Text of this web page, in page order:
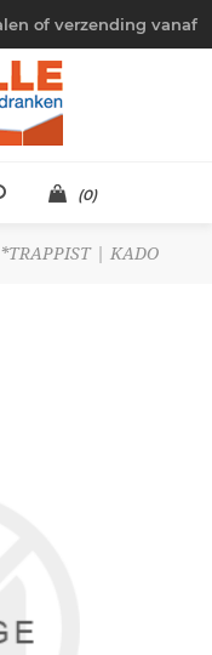
of verzending vanaf
€ 4,95
(0)
| KADO